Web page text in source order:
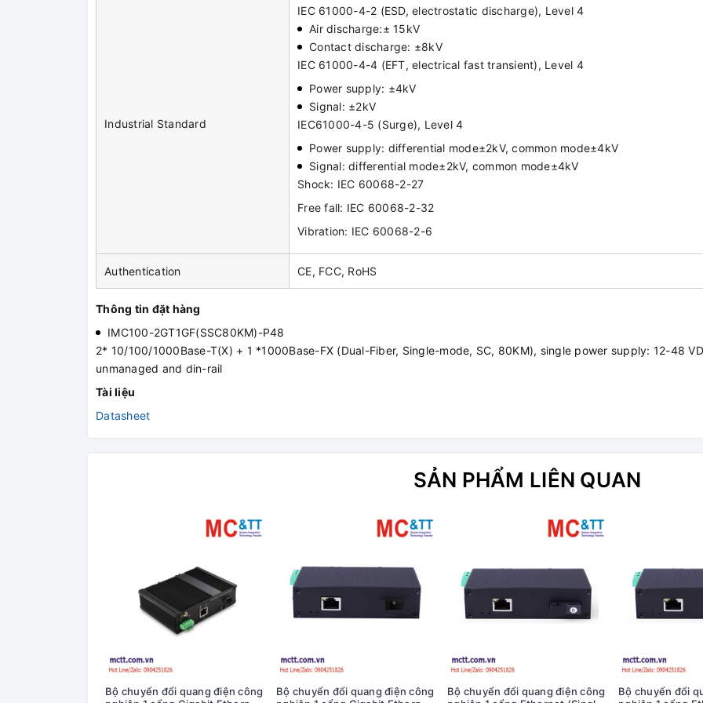
Industrial Standard
IEC 61000-4-2 (ESD, electrostatic discharge), Level 4
Air discharge:± 15kV
Contact discharge: ±8kV
IEC 61000-4-4 (EFT, electrical fast transient), Level 4
Power supply: ±4kV
Signal: ±2kV
IEC61000-4-5 (Surge), Level 4
Power supply: differential mode±2kV, common mode±4kV
Signal: differential mode±2kV, common mode±4kV
Shock: IEC 60068-2-27
Free fall: IEC 60068-2-32
Vibration: IEC 60068-2-6
Authentication CE, FCC, RoHS
Thông tin đặt hàng
IMC100-2GT1GF(SSC80KM)-P48
2* 10/100/1000Base-T(X) + 1 *1000Base-FX (Dual-Fiber, Single-mode, SC, 80KM), single power supply: 12-48
unmanaged and din-rail
Tài liệu
Datasheet
SẢN PHẨM LIÊN QUAN
Bộ chuyển đổi quang điện công
Bộ chuyển đổi quang điện công
Bộ chuyển đổi quang điện công
Bộ chuyển đổi